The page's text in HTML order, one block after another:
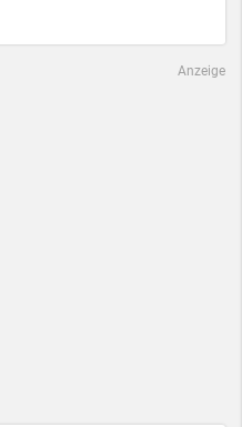
Anzeige